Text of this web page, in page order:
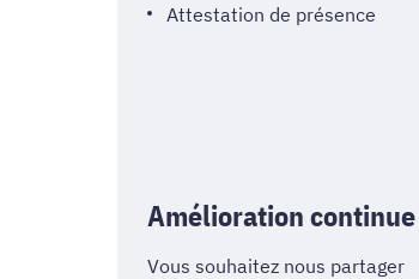
Attestation de présence
Amélioration continue
Vous souhaitez nous partager